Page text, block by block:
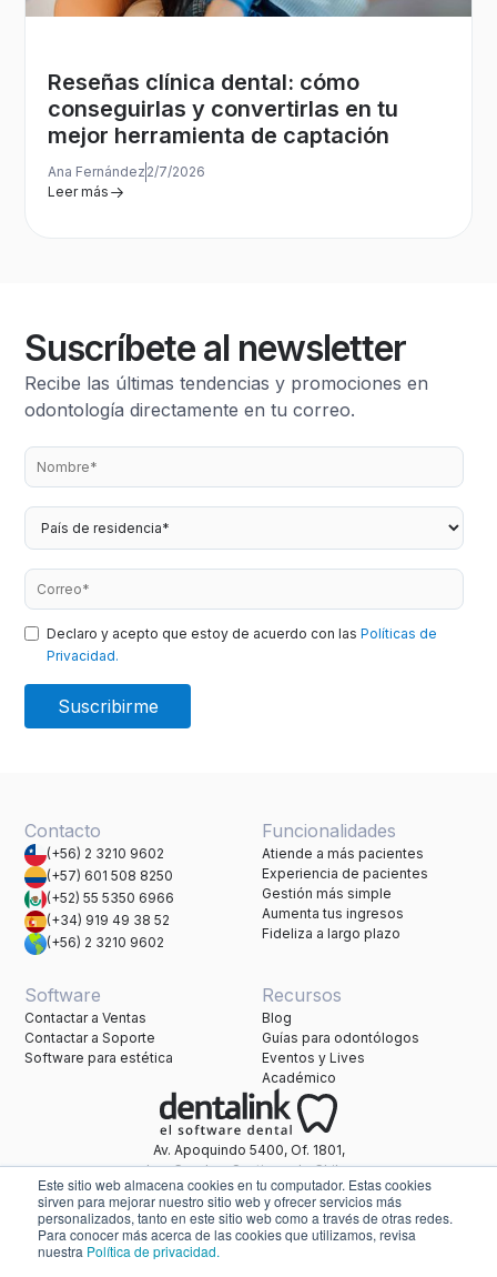
Este sitio web almacena cookies en tu computador. Estas cookies
sirven para mejorar nuestro sitio web y ofrecer servicios más
personalizados, tanto en este sitio web como a través de otras redes.
Para conocer más acerca de las cookies que utilizamos, revisa
nuestra Política de privacidad.
Reseñas clínica dental: cómo
conseguirlas y convertirlas en tu
mejor herramienta de captación
Ana Fernández 2/7/2026
Leer más
Suscríbete al newsletter
Recibe las últimas tendencias y promociones en
odontología directamente en tu correo.
Declaro y acepto que estoy de acuerdo con lasPolíticas de
Privacidad.
Av. Apoquindo 5400, Of. 1801,
Las Condes, Santiago de Chile.
Una marca de Healthatom.
Contacto
(+56) 2 3210 9602
(+57) 601 508 8250
(+52) 55 5350 6966
(+34) 919 49 38 52
(+56) 2 3210 9602
Funcionalidades
Atiende a más pacientes
Experiencia de pacientes
Gestión más simple
Aumenta tus ingresos
Fideliza a largo plazo
Software
Contactar a Ventas
Contactar a Soporte
Software para estética
Recursos
Blog
Guías para odontólogos
Eventos y Lives
Académico
soporte@dentalink.net